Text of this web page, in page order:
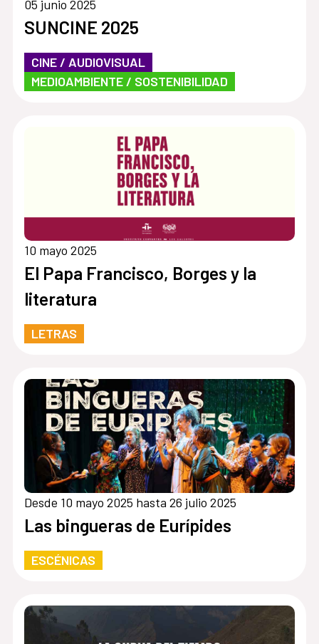
05 junio 2025
SUNCINE 2025
CINE / AUDIOVISUAL
MEDIOAMBIENTE / SOSTENIBILIDAD
10 mayo 2025
El Papa Francisco, Borges y la
literatura
LETRAS
Desde 10 mayo 2025 hasta 26 julio 2025
Las bingueras de Eurípides
ESCÉNICAS